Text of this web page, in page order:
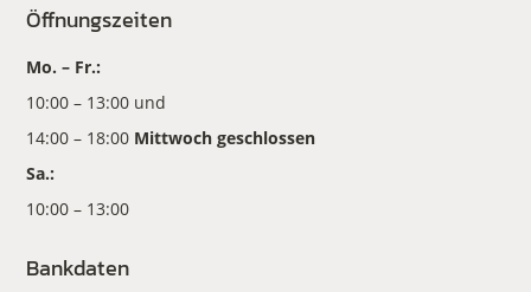
Öffnungszeiten
Mo. – Fr.:
10:00 – 13:00 und
14:00 – 18:00 Mittwoch geschlossen
Sa.:
10:00 – 13:00
Bankdaten